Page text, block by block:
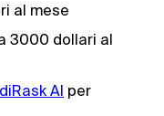
al mese
3000 dollari al
AI per